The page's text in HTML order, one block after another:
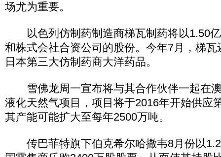
场尤为重要。
以色列仿制药制造商梯瓦制药将以1.50亿
和株式会社合资公司的股份。今年7月，梯
日本第三大仿制药商大洋药品。
雪佛龙周一宣布将与其合作伙伴一起在
液化天然气项目，项目将于2016年开始供应
其产能可能扩大至每年2500万吨。
传巴菲特旗下伯克希尔哈撒韦8月份以1.2